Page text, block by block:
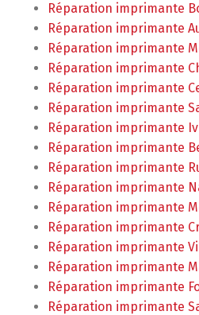
Réparation imprimante
Réparation imprimante
Réparation imprimante
Réparation imprimante
Réparation imprimante
Réparation imprimante
Réparation imprimante
Réparation imprimante
Réparation imprimante
Réparation imprimante
Réparation imprimante
Réparation imprimante
Réparation imprimante
Réparation imprimante
Réparation imprimante
Réparation imprimante